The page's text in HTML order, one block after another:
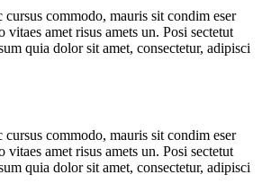
cursus commodo, mauris sit condim eser
amet risus amets un. Posi sectetut
quia dolor sit amet, consectetur, adipisci
cursus commodo, mauris sit condim eser
amet risus amets un. Posi sectetut
quia dolor sit amet, consectetur, adipisci